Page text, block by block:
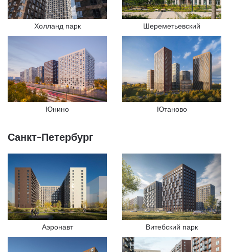
Холланд парк Шереметьевский
Юнино Ютаново
Санкт-Петербург
Аэронавт Витебский парк